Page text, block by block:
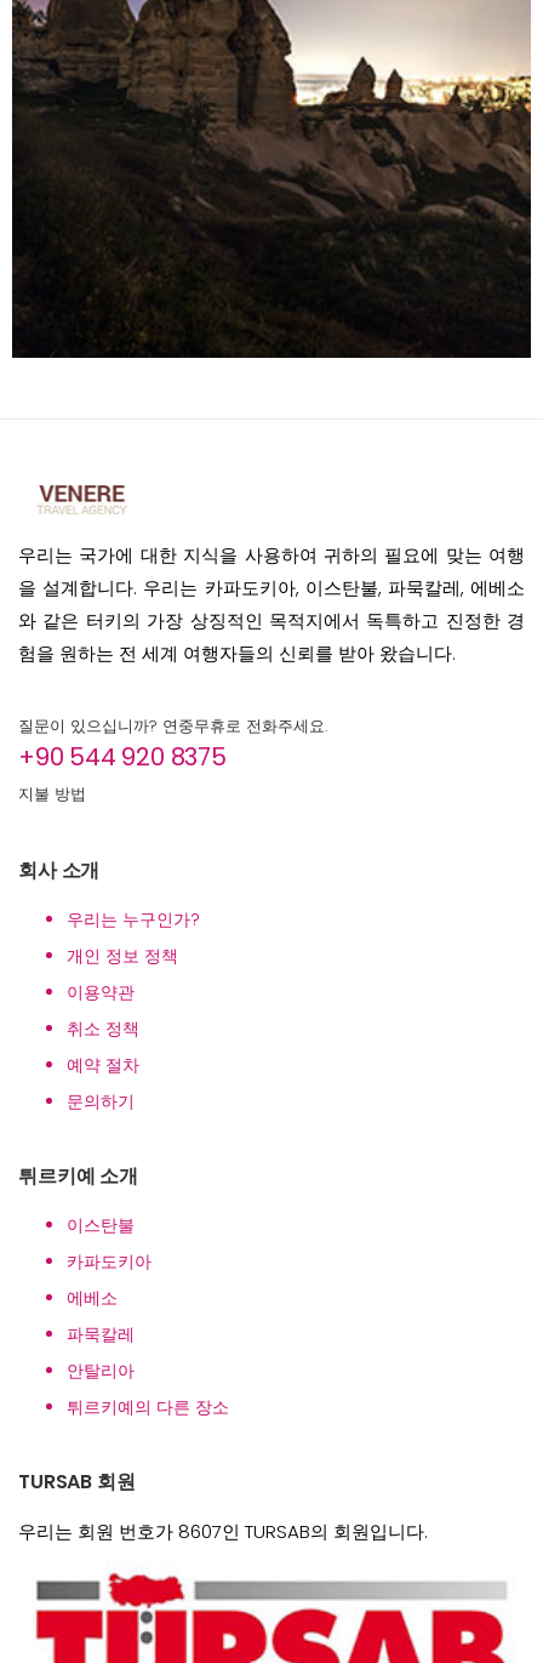
우리는 국가에 대한 지식을 사용하여 귀하의 필요에 맞는 여행
을 설계합니다. 우리는 카파도키아, 이스탄불, 파묵칼레, 에베소
와 같은 터키의 가장 상징적인 목적지에서 독특하고 진정한 경
험을 원하는 전 세계 여행자들의 신뢰를 받아 왔습니다.
질문이 있으십니까? 연중무휴로 전화주세요.
+90 544 920 8375
지불 방법
회사 소개
우리는 누구인가?
개인 정보 정책
이용약관
취소 정책
예약 절차
문의하기
튀르키예 소개
이스탄불
카파도키아
에베소
파묵칼레
안탈리아
튀르키예의 다른 장소
TURSAB 회원
우리는 회원 번호가 8607인 TURSAB의 회원입니다.